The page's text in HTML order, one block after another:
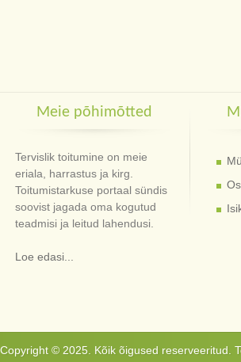
Meie põhimõtted
Tervislik toitumine on meie
eriala, harrastus ja kirg.
Toitumistarkuse portaal sündis
soovist jagada oma kogutud
teadmisi ja leitud lahendusi.
Loe edasi...
Copyright © 2025. Kõik õigused reserveeritud.